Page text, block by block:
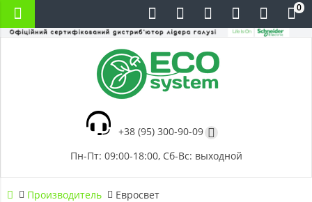
+38 (95) 300-90-09
Пн-Пт: 09:00-18:00, Сб-Вс: выходной
0
Производитель Евросвет